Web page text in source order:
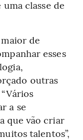
classe de
de
esses
outras
a se
que vão criar
talentos”,